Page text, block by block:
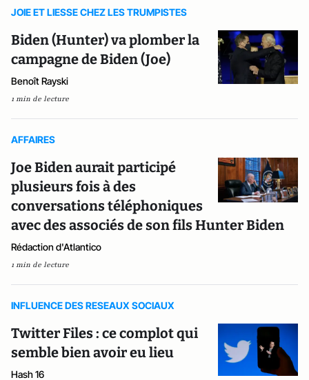
JOIE ET LIESSE CHEZ LES TRUMPISTES
Biden (Hunter) va plomber la
campagne de Biden (Joe)
Benoît Rayski
1 min de lecture
AFFAIRES
Joe Biden aurait participé
plusieurs fois à des
conversations téléphoniques
avec des associés de son fils Hunter Biden
Rédaction d'Atlantico
1 min de lecture
INFLUENCE DES RESEAUX SOCIAUX
Twitter Files : ce complot qui
semble bien avoir eu lieu
Hash 16